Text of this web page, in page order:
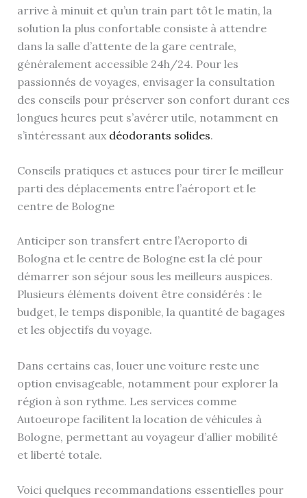
arrive à minuit et qu’un train part tôt le matin, la
solution la plus confortable consiste à attendre
dans la salle d’attente de la gare centrale,
généralement accessible 24h/24. Pour les
passionnés de voyages, envisager la consultation
des conseils pour préserver son confort durant ces
longues heures peut s’avérer utile, notamment en
s’intéressant aux déodorants solides.
Conseils pratiques et astuces pour tirer le meilleur
parti des déplacements entre l’aéroport et le
centre de Bologne
Anticiper son transfert entre l’Aeroporto di
Bologna et le centre de Bologne est la clé pour
démarrer son séjour sous les meilleurs auspices.
Plusieurs éléments doivent être considérés : le
budget, le temps disponible, la quantité de bagages
et les objectifs du voyage.
Dans certains cas, louer une voiture reste une
option envisageable, notamment pour explorer la
région à son rythme. Les services comme
Autoeurope facilitent la location de véhicules à
Bologne, permettant au voyageur d’allier mobilité
et liberté totale.
Voici quelques recommandations essentielles pour